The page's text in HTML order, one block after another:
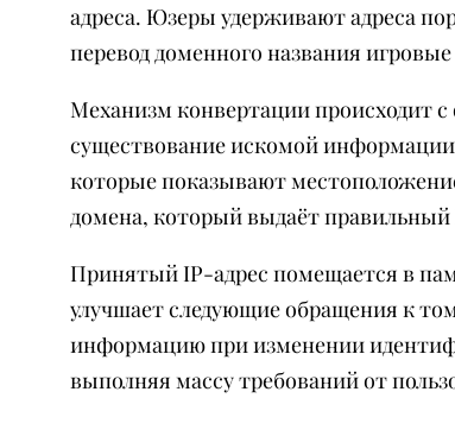
адреса. Юзеры удерживают адреса
перевод доменного названия
Механизм конвертации происходит
существование искомой
которые показывают
домена, который выдаёт правильный
Принятый IP-адрес помещается в
улучшает следующие обращения к
информацию при изменении
выполняя массу требований от